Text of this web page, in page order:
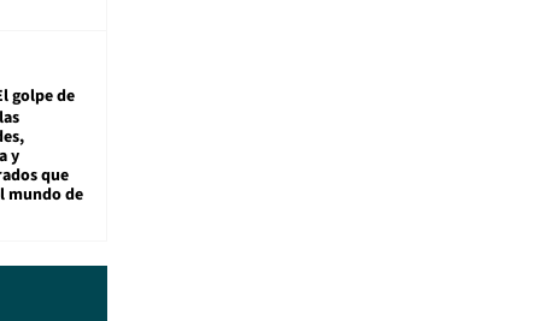
golpe de
y
que
mundo de